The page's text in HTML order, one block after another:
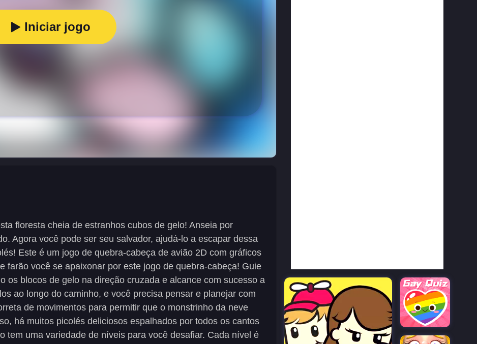
Iniciar jogo
floresta cheia de estranhos cubos de gelo! Anseia por
Agora você pode ser seu salvador, ajudá-lo a escapar dessa
Este é um jogo de quebra-cabeça de avião 2D com gráficos
farão você se apaixonar por este jogo de quebra-cabeça! Guie
os blocos de gelo na direção cruzada e alcance com sucesso a
ao longo do caminho, e você precisa pensar e planejar com
de movimentos para permitir que o monstrinho da neve
há muitos picolés deliciosos espalhados por todos os cantos
tem uma variedade de níveis para você desafiar. Cada nível é